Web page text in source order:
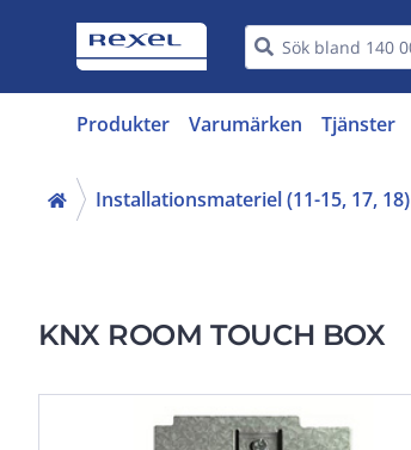
Produkter Varumärken Tjänster
Installationsmateriel (11-15, 17, 18)
KNX ROOM TOUCH BOX